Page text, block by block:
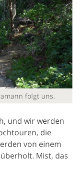
folgt uns.
und wir werden
die
von einem
Mist, das